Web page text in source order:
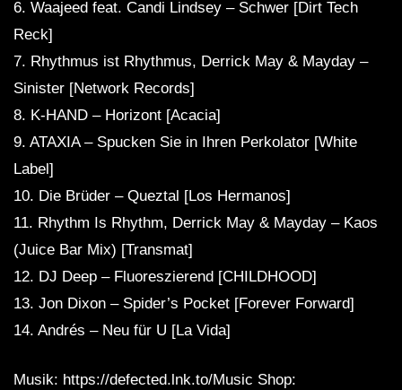
6. Waajeed feat. Candi Lindsey – Schwer [Dirt Tech
Reck]
7. Rhythmus ist Rhythmus, Derrick May & Mayday –
Sinister [Network Records]
8. K-HAND – Horizont [Acacia]
9. ATAXIA – Spucken Sie in Ihren Perkolator [White
Label]
10. Die Brüder – Queztal [Los Hermanos]
11. Rhythm Is Rhythm, Derrick May & Mayday – Kaos
(Juice Bar Mix) [Transmat]
12. DJ Deep – Fluoreszierend [CHILDHOOD]
13. Jon Dixon – Spider’s Pocket [Forever Forward]
14. Andrés – Neu für U [La Vida]
Musik: https://defected.lnk.to/Music Shop: